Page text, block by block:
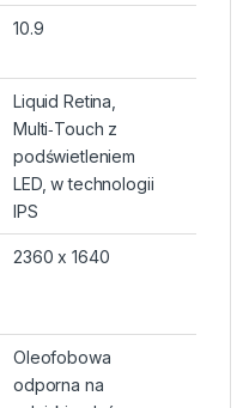
10.9
Liquid Retina,
Multi‑Touch z
podświetleniem
LED, w technologii
IPS
2360 x 1640
Oleofobowa
odporna na